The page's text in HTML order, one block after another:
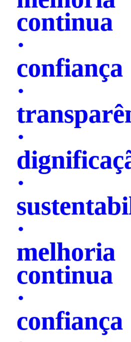
continua
·
confiança
·
·
·
·
melhoria
continua
·
confiança